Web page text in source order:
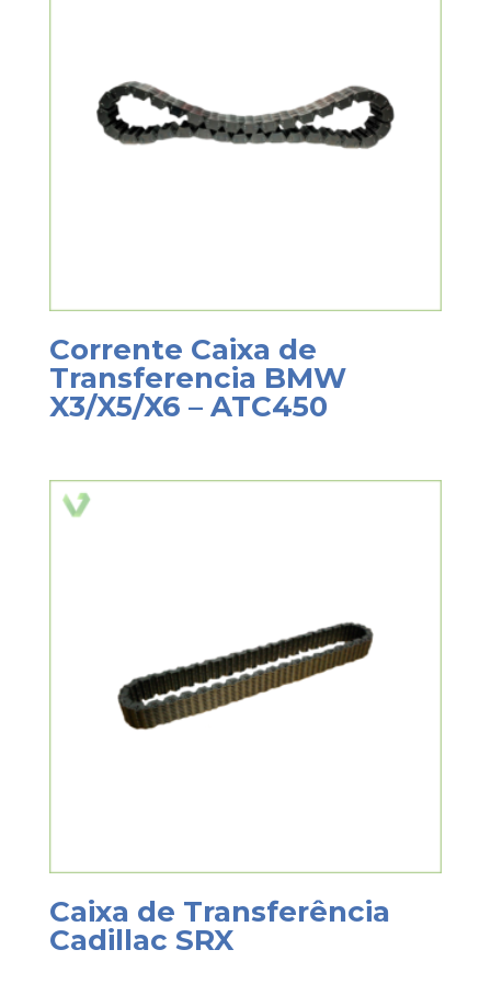
Corrente Caixa de
Transferencia BMW
X3/X5/X6 – ATC450
Caixa de Transferência
Cadillac SRX